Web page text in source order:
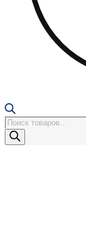
Поиск
товаров